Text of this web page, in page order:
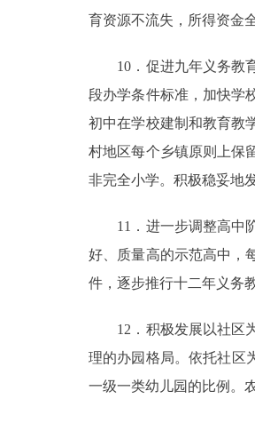
育资源不流失，所得资金
10．促进九年义务教育
段办学条件标准，加快学
初中在学校建制和教育教
村地区每个乡镇原则上保
非完全小学。积极稳妥地
11．进一步调整高中阶
好、质量高的示范高中，
件，逐步推行十二年义务教
12．积极发展以社区为
理的办园格局。依托社区
一级一类幼儿园的比例。